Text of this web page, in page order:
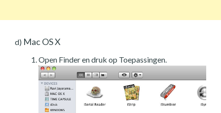
d) Mac OS X
Open Finder en druk op Toepassingen.